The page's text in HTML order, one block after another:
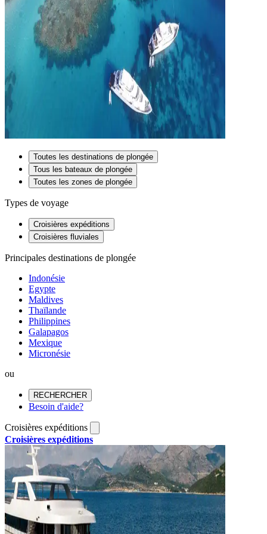
Toutes les destinations de plongée
Tous les bateaux de plongée
Toutes les zones de plongée
Types de voyage
Croisières expéditions
Croisières fluviales
Principales destinations de plongée
Indonésie
Egypte
Maldives
Thaïlande
Philippines
Galapagos
Mexique
Micronésie
ou
RECHERCHER
Besoin d'aide?
Croisières expéditions
Croisières expéditions